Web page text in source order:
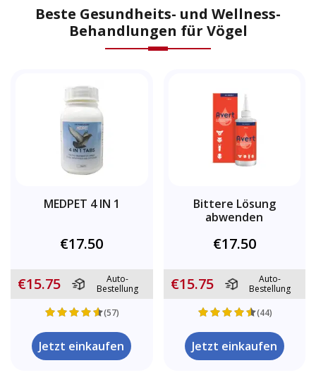
Beste Gesundheits- und Wellness-
Behandlungen für Vögel
MEDPET 4 IN 1
€17.50
€15.75
Auto-
Bestellung
(57)
Jetzt einkaufen
Bittere Lösung
abwenden
€17.50
€15.75
Auto-
Bestellung
(44)
Jetzt einkaufen